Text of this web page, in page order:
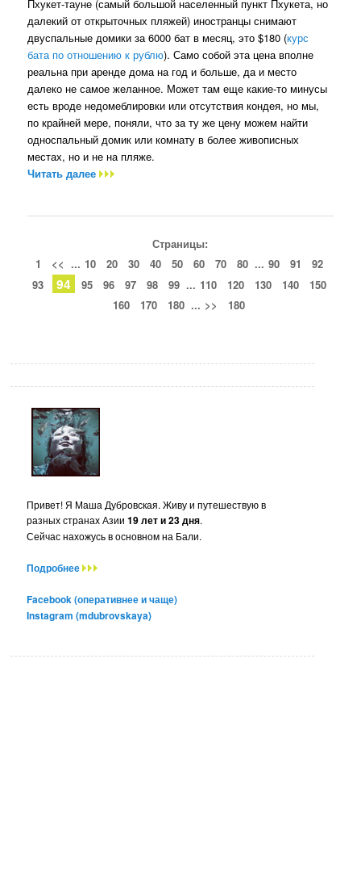
Пхукет-тауне (самый большой населенный пункт Пхукета, но
далекий от открыточных пляжей) иностранцы снимают
двуспальные домики за 6000 бат в месяц, это $180 (курс
бата по отношению к рублю). Само собой эта цена вполне
реальна при аренде дома на год и больше, да и место
далеко не самое желанное. Может там еще какие-то минусы
есть вроде недомеблировки или отсутствия кондея, но мы,
по крайней мере, поняли, что за ту же цену можем найти
односпальный домик или комнату в более живописных
местах, но и не на пляже.
Читать далее
Страницы:
1
<< ... 10 20 30 40 50 60 70 80 ... 90 91
92
93
94 95 96 97 98 99 ... 110 120 130 140
150
160
170 180 ... >> 180
Привет! Я Маша Дубровская. Живу и путешествую в
разных странах Азии19 лет и 23 дня.
Сейчас нахожусь в основном на Бали.
Подробнее
Facebook (оперативнее и чаще)
Instagram (mdubrovskaya)